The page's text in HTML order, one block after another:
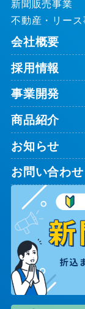
新聞販売事業
不動産・リース
会社概要
採用情報
事業開発
商品紹介
お知らせ
お問い合わせ